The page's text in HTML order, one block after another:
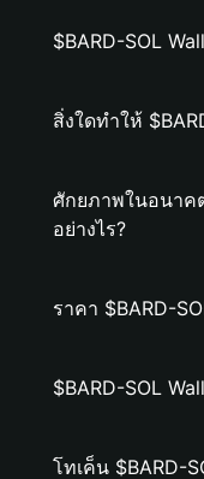
$BARD-SOL
สิ่งใดทำให้
ศักยภาพในอนาค
อย่างไร?
ราคา $BARD-
$BARD-SOL
โทเค็น $BARD-